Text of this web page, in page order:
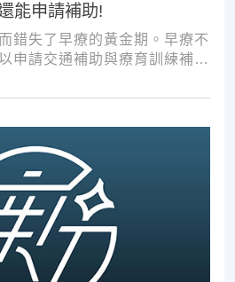
能申請補助!
錯失了早療的黃金期。早療不
申請交通補助與療育訓練補